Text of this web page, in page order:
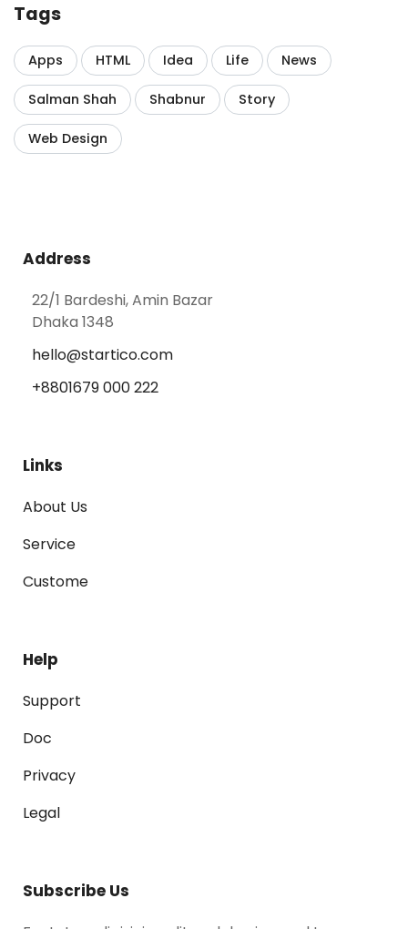
Tags
Apps HTML Idea Life News
Salman Shah Shabnur Story
Web Design
Address
22/1 Bardeshi, Amin Bazar
Dhaka 1348
hello@startico.com
+8801679 000 222
Links
About Us
Service
Custome
Help
Support
Doc
Privacy
Legal
Subscribe Us